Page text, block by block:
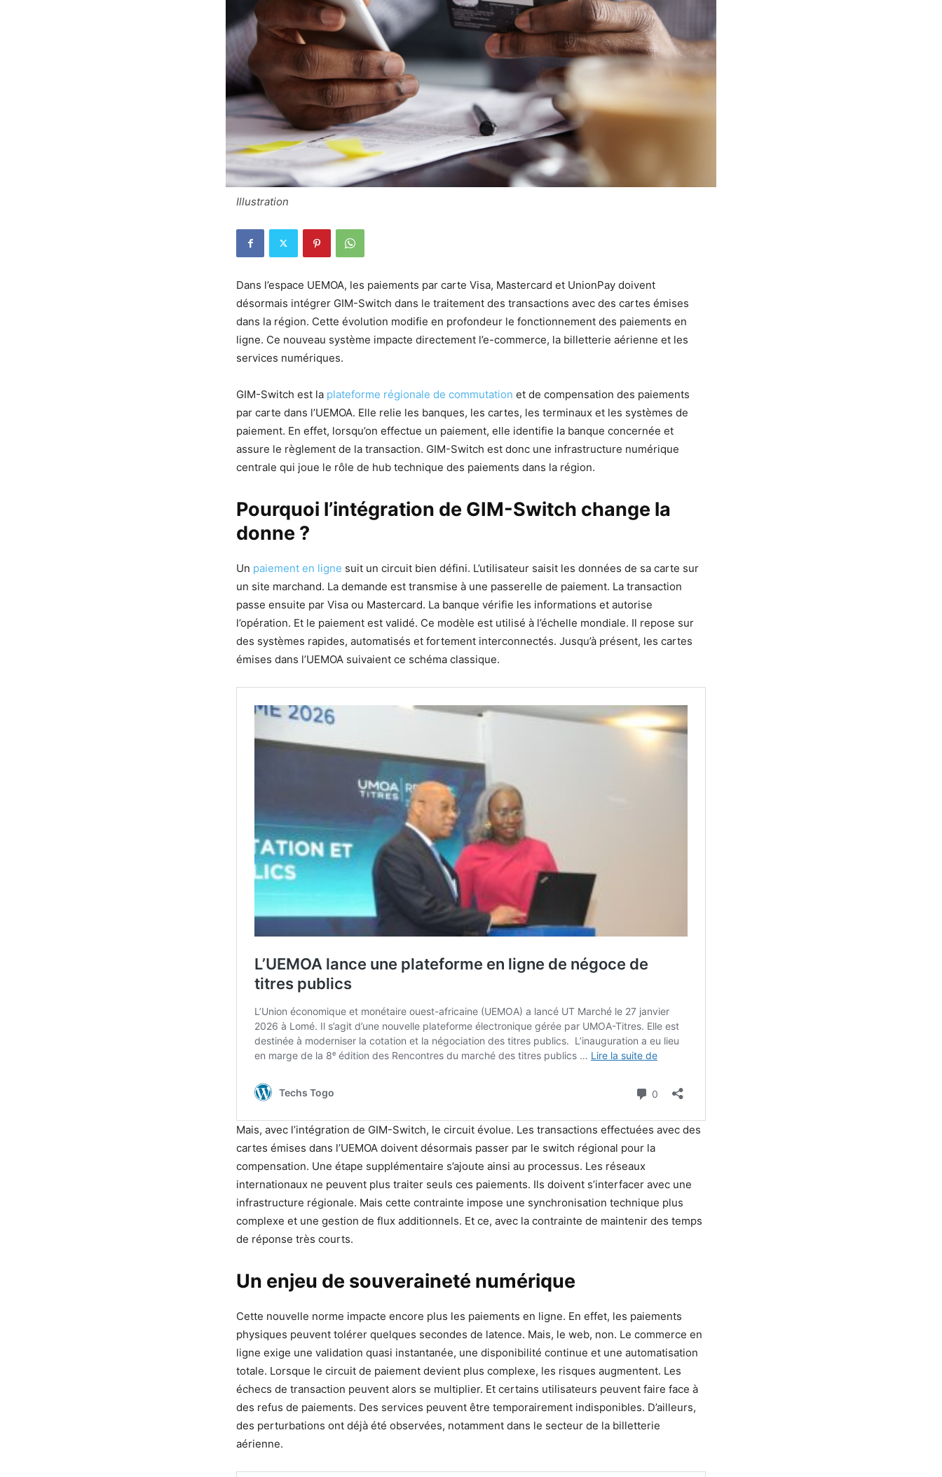
Illustration
Dans l’espace UEMOA, les paiements par carte Visa, Mastercard et UnionPay doivent
désormais intégrer GIM-Switch dans le traitement des transactions avec des cartes émises
dans la région. Cette évolution modifie en profondeur le fonctionnement des paiements en
ligne. Ce nouveau système impacte directement l’e-commerce, la billetterie aérienne et les
services numériques.
GIM-Switch est la plateforme régionale de commutation et de compensation des paiements
par carte dans l’UEMOA. Elle relie les banques, les cartes, les terminaux et les systèmes de
paiement. En effet, lorsqu’on effectue un paiement, elle identifie la banque concernée et
assure le règlement de la transaction. GIM-Switch est donc une infrastructure numérique
centrale qui joue le rôle de hub technique des paiements dans la région.
Pourquoi l’intégration de GIM-Switch change la
donne ?
Un paiement en ligne suit un circuit bien défini. L’utilisateur saisit les données de sa carte sur
un site marchand. La demande est transmise à une passerelle de paiement. La transaction
passe ensuite par Visa ou Mastercard. La banque vérifie les informations et autorise
l’opération. Et le paiement est validé. Ce modèle est utilisé à l’échelle mondiale. Il repose sur
des systèmes rapides, automatisés et fortement interconnectés. Jusqu’à présent, les cartes
émises dans l’UEMOA suivaient ce schéma classique.
Mais, avec l’intégration de GIM-Switch, le circuit évolue. Les transactions effectuées avec des
cartes émises dans l’UEMOA doivent désormais passer par le switch régional pour la
compensation. Une étape supplémentaire s’ajoute ainsi au processus. Les réseaux
internationaux ne peuvent plus traiter seuls ces paiements. Ils doivent s’interfacer avec une
infrastructure régionale. Mais cette contrainte impose une synchronisation technique plus
complexe et une gestion de flux additionnels. Et ce, avec la contrainte de maintenir des temps
de réponse très courts.
Un enjeu de souveraineté numérique
Cette nouvelle norme impacte encore plus les paiements en ligne. En effet, les paiements
physiques peuvent tolérer quelques secondes de latence. Mais, le web, non. Le commerce en
ligne exige une validation quasi instantanée, une disponibilité continue et une automatisation
totale. Lorsque le circuit de paiement devient plus complexe, les risques augmentent. Les
échecs de transaction peuvent alors se multiplier. Et certains utilisateurs peuvent faire face à
des refus de paiements. Des services peuvent être temporairement indisponibles. D’ailleurs,
des perturbations ont déjà été observées, notamment dans le secteur de la billetterie
aérienne.